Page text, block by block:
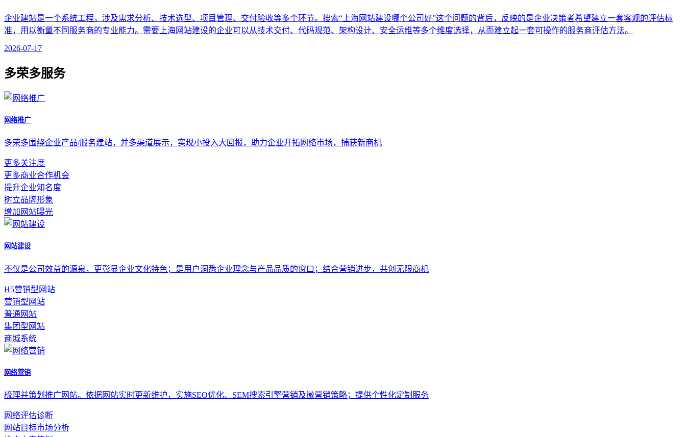
企业建站是一个系统工程，涉及需求分析、技术选型、项目管理、交付验收等多个环节。搜索“上海网站建设哪个公司好”这个问题的背后，反映的是企业决策者希望建立一套客观的评估标
准，用以衡量不同服务商的专业能力。需要上海网站建设的企业可以从技术交付、代码规范、架构设计、安全运维等多个维度选择，从而建立起一套可操作的服务商评估方法。
2026-07-17
多荣多服务
网络推广
多荣多围绕企业产品/服务建站，并多渠道展示，实现小投入大回报，助力企业开拓网络市场，捕获新商机
更多关注度
更多商业合作机会
提升企业知名度
树立品牌形象
增加网站曝光
网站建设
不仅是公司效益的源泉，更彰显企业文化特色；是用户洞悉企业理念与产品品质的窗口；结合营销进步，共创无限商机
H5营销型网站
营销型网站
普通网站
集团型网站
商城系统
网络营销
梳理并策划推广网站。依据网站实时更新维护，实施SEO优化、SEM搜索引擎营销及微营销策略；提供个性化定制服务
网络评估诊断
网站目标市场分析